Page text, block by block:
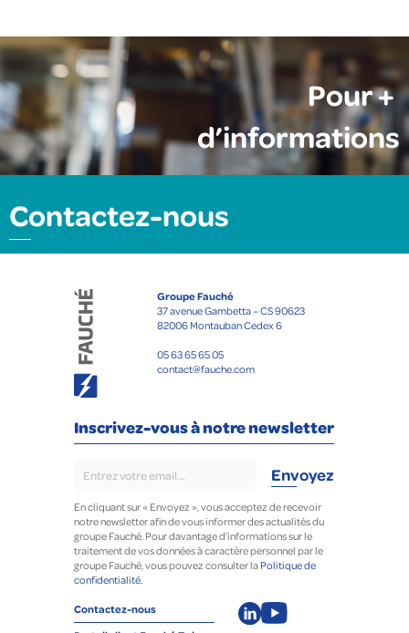
Pour +
d’informations
Contactez-nous
Groupe Fauché
37 avenue Gambetta – CS 90623
82006 Montauban Cedex 6
05 63 65 65 05
contact@fauche.com
Inscrivez-vous à notre newsletter
En cliquant sur « Envoyez », vous acceptez de recevoir
notre newsletter afin de vous informer des actualités du
groupe Fauché. Pour davantage d’informations sur le
traitement de vos données à caractère personnel par le
groupe Fauché, vous pouvez consulter laPolitique de
confidentialité.
Contactez-nous